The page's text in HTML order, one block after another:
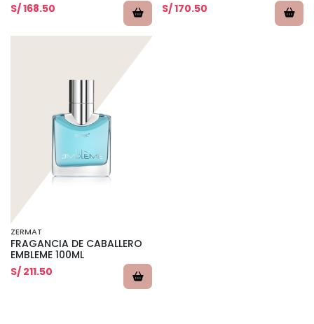
S/ 168.50
S/ 170.50
ZERMAT
FRAGANCIA DE CABALLERO
EMBLEME 100ML
S/ 211.50